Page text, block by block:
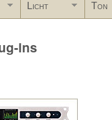
Licht Ton
ins